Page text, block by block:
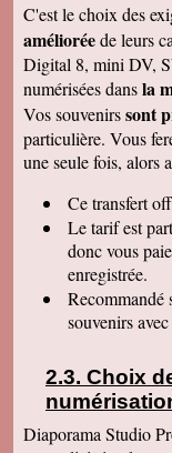
de déballer
Merci
: une
petits
mon
encore.
Aurélie V
Bonjour
écrire un
Excellente
:) Vous
suis
de ma
vraiment !!
plaisir
Gislaine P
pas que ça
cassettes
parler de
copier
C'est le choix des
amélioréede leurs
Digital 8, mini DV,
numérisées dansla
Vos souvenirssont
particulière. Vous
une seule fois, alors
Ce transfert
Le tarif est
donc vous
enregistrée.
Recommandé
souvenirs
Choix
Diaporama Studio